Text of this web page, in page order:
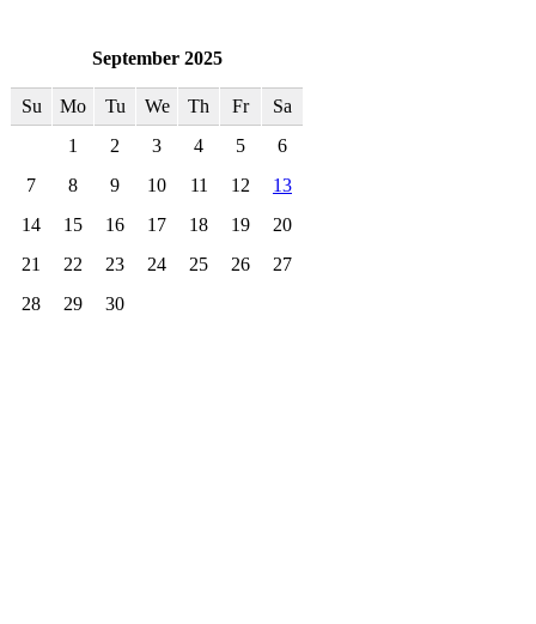
September 2025
Su Mo Tu We Th Fr
Sa
1
2 3 4 5
6
7
8 9 10 11 12
13
14
15 16 17 18 19
20
21
22 23 24 25 26
27
28
29 30